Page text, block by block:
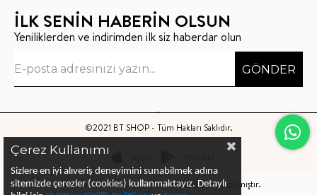
İLK SENİN HABERİN OLSUN
Yeniliklerden ve indirimden ilk siz haberdar olun
GÖNDER
©2021 BT SHOP - Tüm Hakları Saklıdır.
Bu sitenin kurulumuKeyo Digitaltarafından yapılmıştır.
Çerez Kullanımı
Sizlere en iyi alıveriş deneyimini sunabilmek adına
sitemizde çerezler (cookies) kullanmaktayız. Detaylı